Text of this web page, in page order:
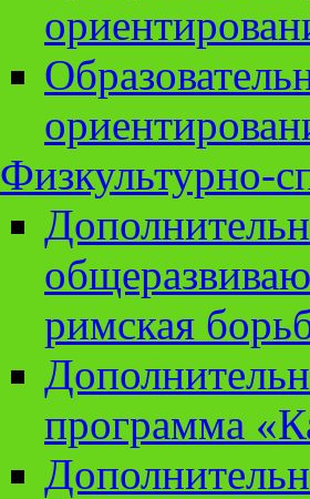
Физкультурно-
римская
программа